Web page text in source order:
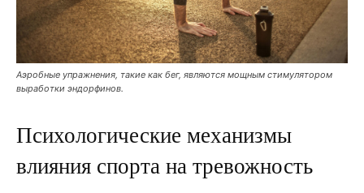
Аэробные упражнения, такие как бег, являются мощным стимулятором
выработки эндорфинов.
Психологические механизмы
влияния спорта на тревожность